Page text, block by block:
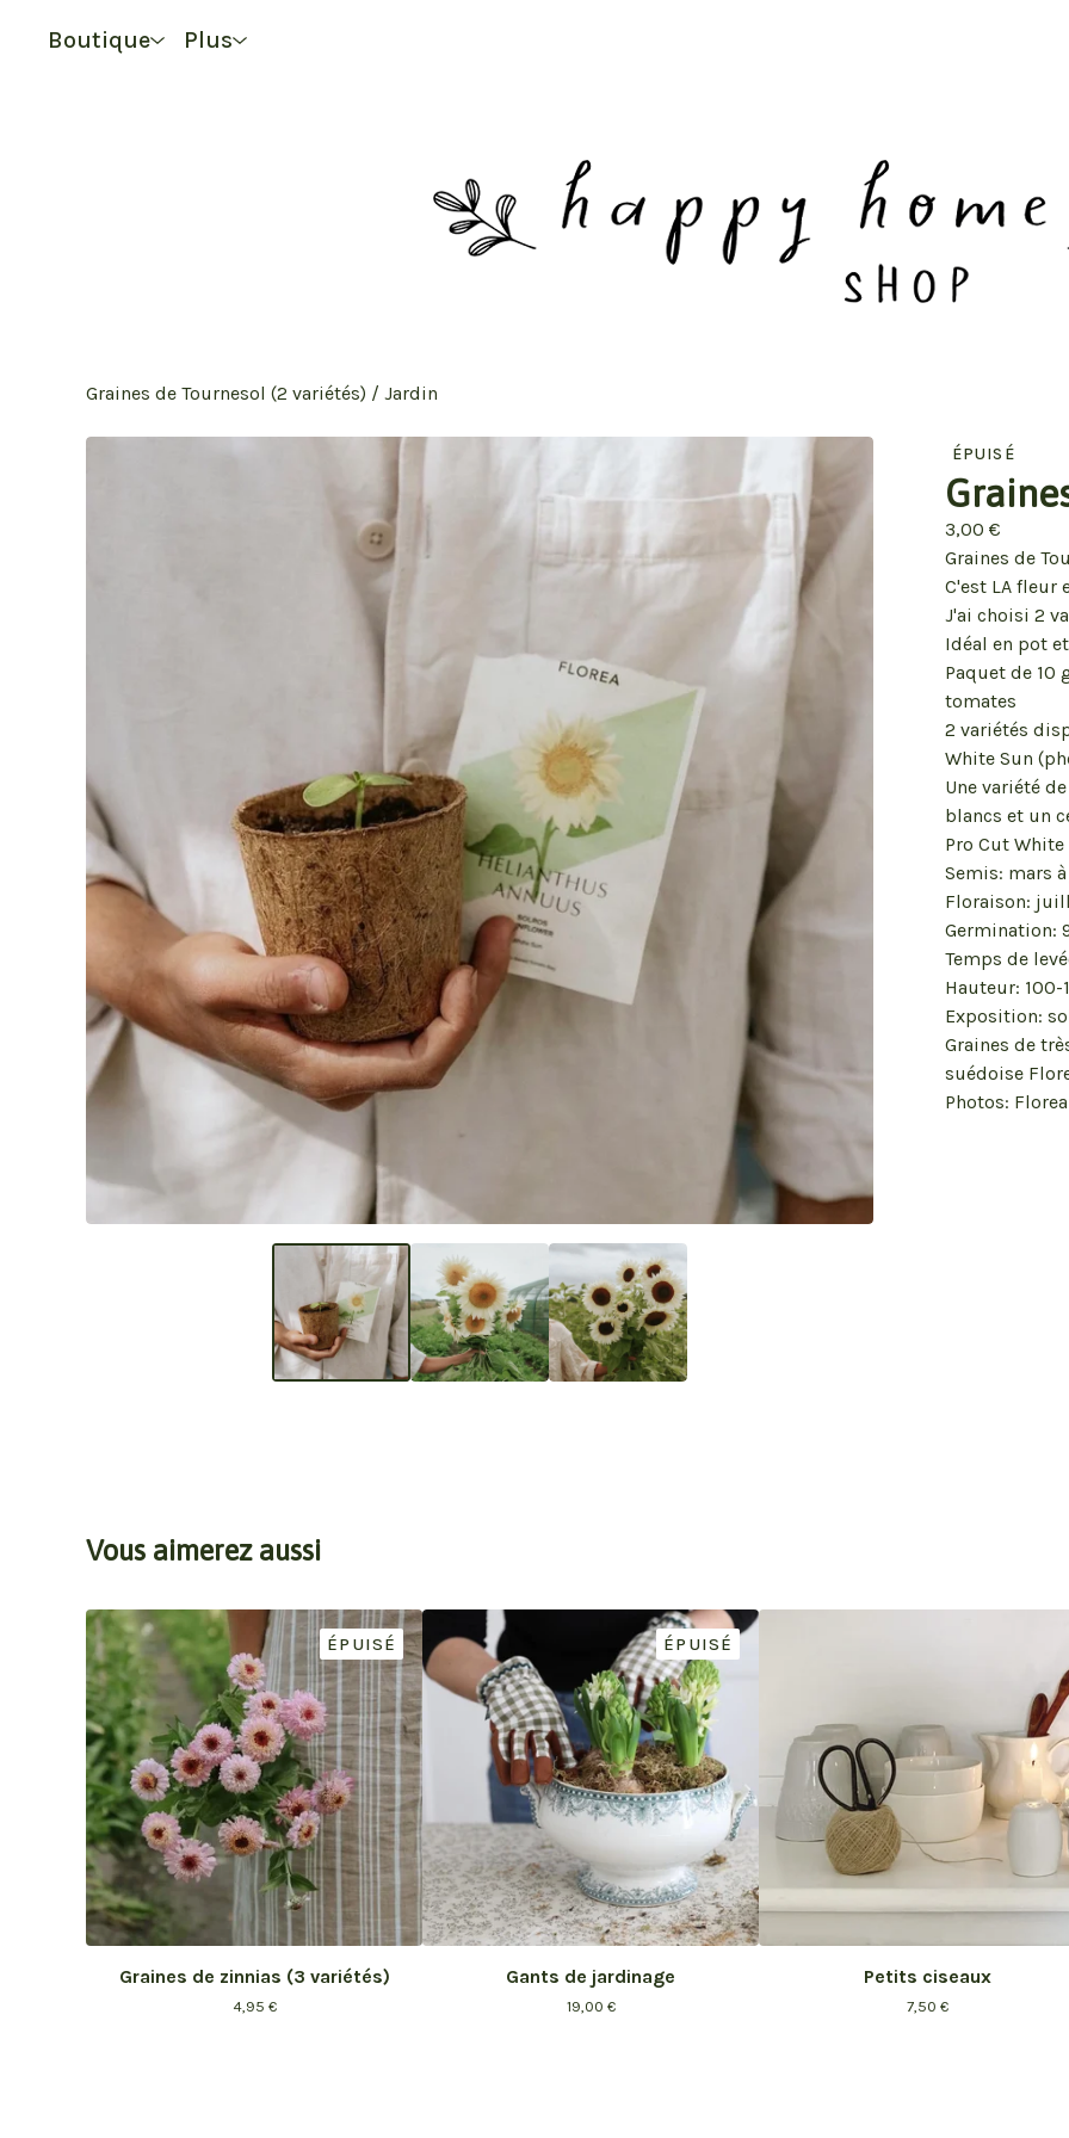
Boutique Plus
Graines de Tournesol (2 variétés) / Jardin
ÉPUISÉ
3,00 €
Graines de
C'est LA fleur
J'ai choisi 2
Idéal en pot
Paquet de 10
tomates
2 variétés
White Sun
Une variété
blancs et un
Pro Cut
Semis: mars
Floraison:
Germination:
Temps de
Hauteur: 100-
Exposition:
Graines de
suédoise
Photos:
Vous aimerez aussi
ÉPUISÉ
Graines de zinnias (3 variétés)
4,95 €
ÉPUISÉ
Gants de jardinage
19,00 €
Petits ciseaux
7,50 €